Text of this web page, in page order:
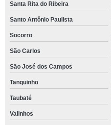
Santa Rita do Ribeira
Santo Antônio Paulista
Socorro
São Carlos
São José dos Campos
Tanquinho
Taubaté
Valinhos